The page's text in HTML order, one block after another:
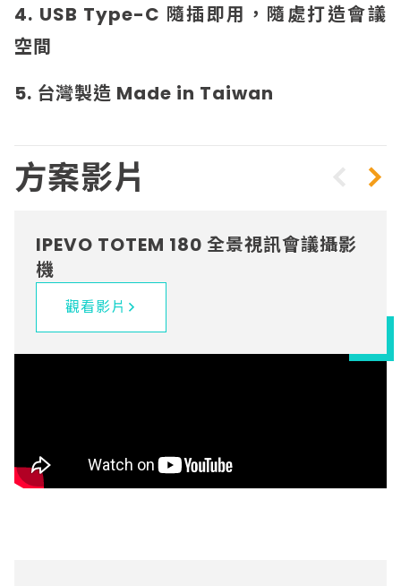
4. USB Type-C 隨插即用，隨處打造會議
空間
5. 台灣製造 Made in Taiwan
方案影片
IPEVO TOTEM 180 全景視訊會議攝影
機
觀看影片